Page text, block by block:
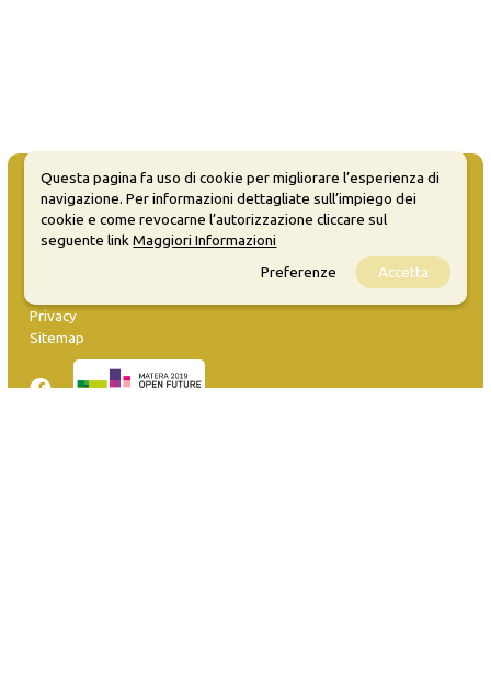
MATERA WELCOME EVENTS
Privacy
Sitemap
Questa pagina fa uso di cookie per migliorare l’esperienza di
navigazione. Per informazioni dettagliate sull’impiego dei
cookie e come revocarne l’autorizzazione cliccare sul
seguente linkMaggiori Informazioni
Preferenze
Accetta